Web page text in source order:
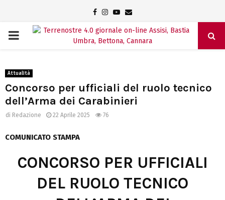
Facebook
Instagram
Youtube
Email
PRIMARY
Attualità
Concorso per ufficiali del ruolo tecnico
dell’Arma dei Carabinieri
di Redazione 22 Aprile 2025 76
COMUNICATO STAMPA
CONCORSO PER UFFICIALI
DEL RUOLO TECNICO